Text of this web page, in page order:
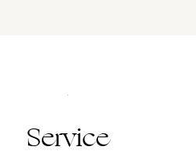
Service